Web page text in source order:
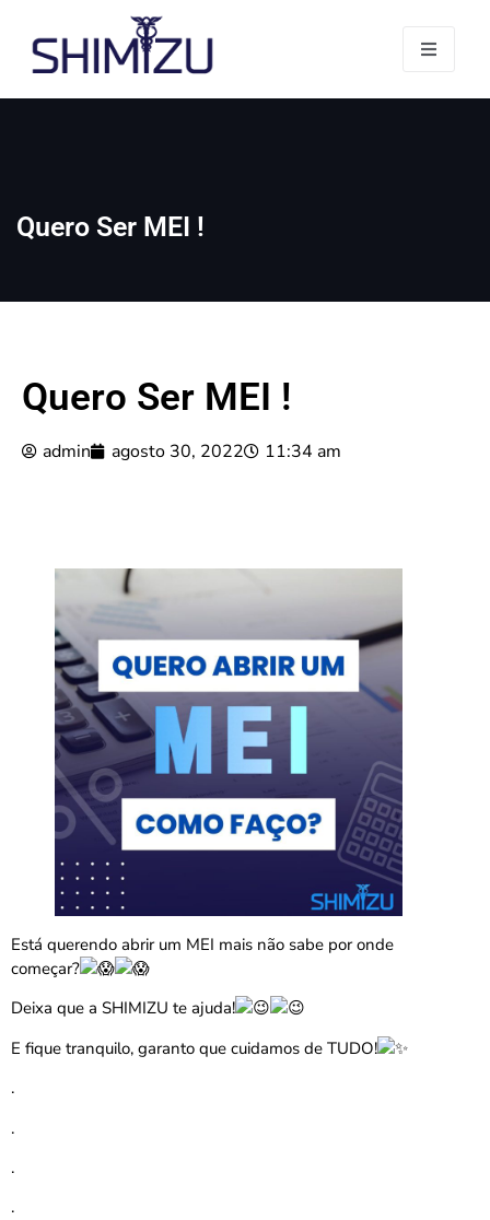
Quero Ser MEI !
Quero Ser MEI !
admin agosto 30, 2022 11:34 am
Está querendo abrir um MEI mais não sabe por onde
começar?
Deixa que a SHIMIZU te ajuda!
E fique tranquilo, garanto que cuidamos de TUDO!
.
.
.
.